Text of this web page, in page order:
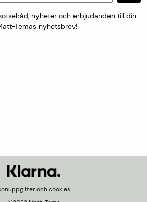
nyheter och erbjudanden till din
Temas nyhetsbrev!
och cookies